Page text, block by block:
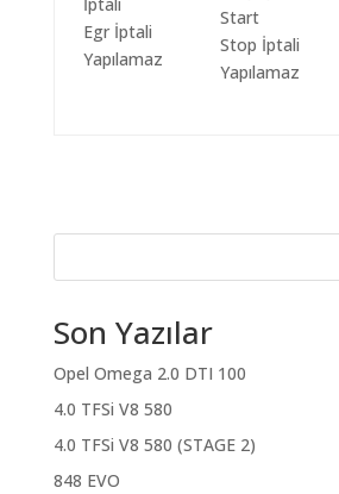
Egr İptali
Yapılamaz
Start
Stop İptali
Yapılamaz
Son Yazılar
Opel Omega 2.0 DTI 100
4.0 TFSi V8 580
4.0 TFSi V8 580 (STAGE 2)
848 EVO